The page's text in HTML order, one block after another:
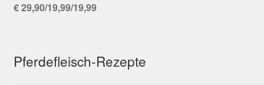
€ 29,90/19,99/19,99
Pferdefleisch-Rezepte